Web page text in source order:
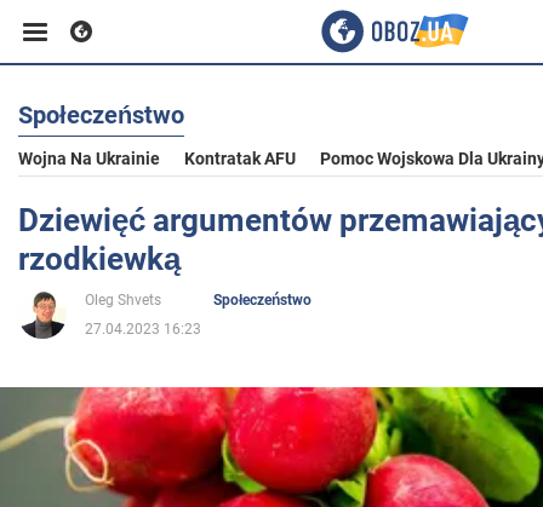
Biznes
Sport
Polityka
Społeczeństwo
Wojna Na Ukrainie Kontratak AFU Pomoc Wojskowa Dla
Dziewięć argumentów
rzodkiewką
Oleg Shvets
Społeczeństwo
27.04.2023 16:23